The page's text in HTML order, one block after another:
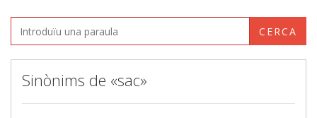
CERCA
Sinònims de «sac»